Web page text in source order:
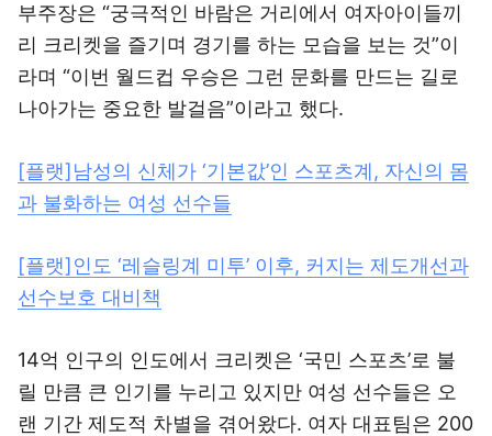
부주장은 “궁극적인 바람은 거리에서 여자아이들끼
리 크리켓을 즐기며 경기를 하는 모습을 보는 것”이
라며 “이번 월드컵 우승은 그런 문화를 만드는 길로
나아가는 중요한 발걸음”이라고 했다.
[플랫]남성의 신체가 ‘기본값’인 스포츠계, 자신의 몸
과 불화하는 여성 선수들
[플랫]인도 ‘레슬링계 미투’ 이후, 커지는 제도개선과
선수보호 대비책
14억 인구의 인도에서 크리켓은 ‘국민 스포츠’로 불
릴 만큼 큰 인기를 누리고 있지만 여성 선수들은 오
랜 기간 제도적 차별을 겪어왔다. 여자 대표팀은 200